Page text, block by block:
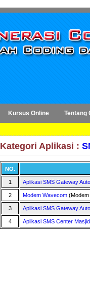
Kursus Online Tentang
Kategori Aplikasi :
NO.
1 Aplikasi SMS Gateway
2 Modem Wavecom
3 Aplikasi SMS Gateway
4 Aplikasi SMS Center Masjid